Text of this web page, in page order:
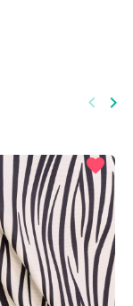
keyboard_arrow_left keyboard_arrow_right
favorite